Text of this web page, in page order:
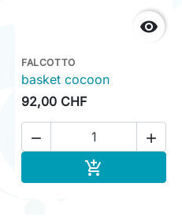

FALCOTTO
basket cocoon
92,00 CHF
 
